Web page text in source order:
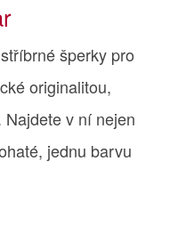
šperky pro
originalitou,
v ní nejen
jednu barvu